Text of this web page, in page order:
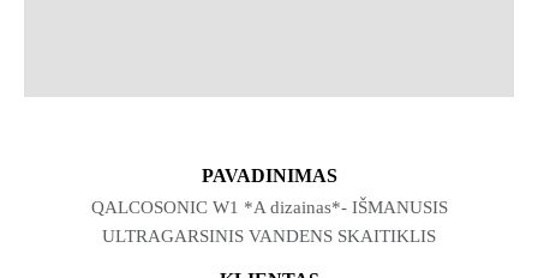
PAVADINIMAS
QALCOSONIC W1 *A dizainas*- IŠMANUSIS
ULTRAGARSINIS VANDENS SKAITIKLIS